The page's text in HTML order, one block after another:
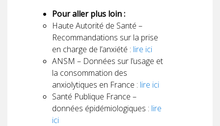
Pour aller plus loin :
Haute Autorité de Santé –
Recommandations sur la prise
en charge de l’anxiété : lire ici
ANSM – Données sur l’usage et
la consommation des
anxiolytiques en France : lire ici
Santé Publique France –
données épidémiologiques : lire
ici